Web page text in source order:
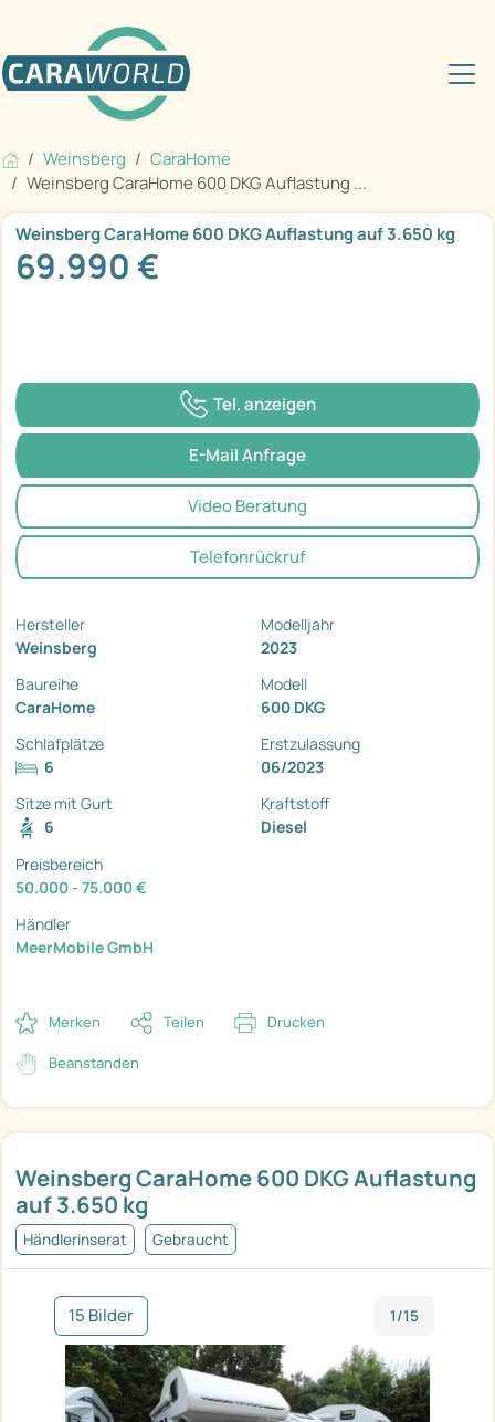
Weinsberg
CaraHome
Weinsberg CaraHome 600 DKG Auflastung ...
Weinsberg CaraHome 600 DKG Auflastung
auf 3.650 kg
Händlerinserat Gebraucht
15 Bilder 1/15
Weinsberg CaraHome 600 DKG Auflastung auf 3.650 kg
69.990 €
Tel. anzeigen
E-Mail Anfrage
Video Beratung
Telefonrückruf
Hersteller
Weinsberg
Modelljahr
2023
Baureihe
CaraHome
Modell
600 DKG
Schlafplätze
6
Erstzulassung
06/2023
Sitze mit Gurt
6
Kraftstoff
Diesel
Preisbereich
50.000 - 75.000 €
Händler
MeerMobile GmbH
Merken Teilen Drucken
Beanstanden